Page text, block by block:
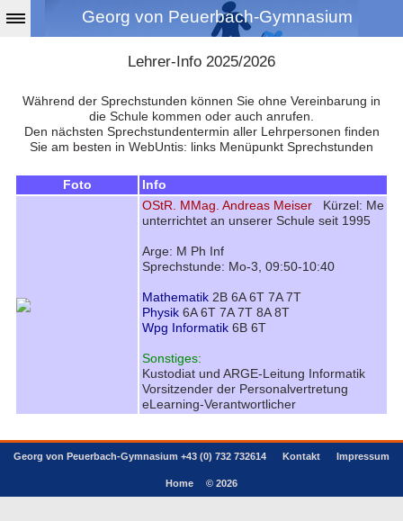
Georg von Peuerbach-Gymnasium
Lehrer-Info 2025/2026
Während der Sprechstunden können Sie ohne Vereinbarung in
die Schule kommen oder auch anrufen.
Den nächsten Sprechstundentermin aller Lehrpersonen finden
Sie am besten in WebUntis: links Menüpunkt Sprechstunden
Foto
Info
OStR. MMag. Andreas Meiser
Kürzel: Me
unterrichtet an unserer Schule seit 1995
Arge: M Ph Inf
Sprechstunde: Mo-3, 09:50-10:40
Mathematik2B 6A 6T 7A 7T
Physik6A 6T 7A 7T 8A 8T
Wpg Informatik6B 6T
Sonstiges:
Kustodiat und ARGE-Leitung Informatik
Vorsitzender der Personalvertretung
eLearning-Verantwortlicher
Georg von Peuerbach-Gymnasium +43 (0) 732 732614 Kontakt Impressum
Home © 2026